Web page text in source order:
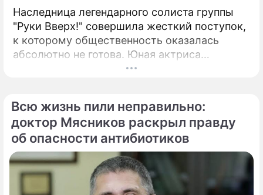
Наследница легендарного солиста группы
"Руки Вверх!" совершила жесткий поступок,
к которому общественность оказалась
абсолютно не готова. Юная актриса
Вероника Жукова, дочь бессменного лидера
поклонников.
Всю жизнь пили неправильно:
доктор Мясников раскрыл правду
об опасности антибиотиков